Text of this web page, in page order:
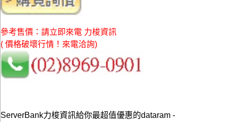
參考售價：請立即來電 力梭資訊
( 價格破壞行情！來電洽詢)
ServerBank力梭資訊給你最超值優惠的dataram -